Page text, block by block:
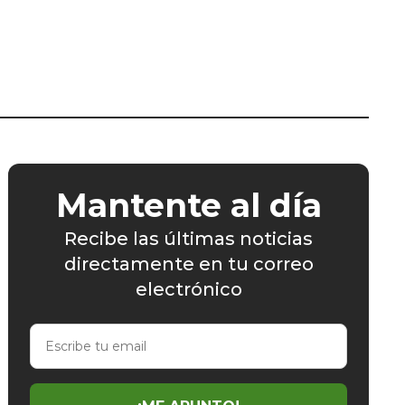
Estilo de vida
Opinión
Mantente al día
Recibe las últimas noticias
directamente en tu correo
electrónico
Escribe
email